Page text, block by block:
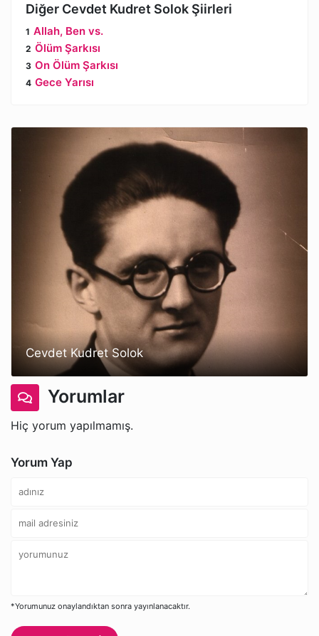
Diğer Cevdet Kudret Solok Şiirleri
Allah, Ben vs.
Ölüm Şarkısı
On Ölüm Şarkısı
Gece Yarısı
Cevdet Kudret Solok
Yorumlar
Hiç yorum yapılmamış.
Yorum Yap
*Yorumunuz onaylandıktan sonra yayınlanacaktır.